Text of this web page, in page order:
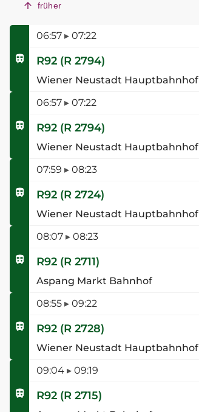
früher
06:57 ▸ 07:22
R92 (R 2794)
Wiener Neustadt Hauptbahnhof
06:57 ▸ 07:22
R92 (R 2794)
Wiener Neustadt Hauptbahnhof
07:59 ▸ 08:23
R92 (R 2724)
Wiener Neustadt Hauptbahnhof
08:07 ▸ 08:23
R92 (R 2711)
Aspang Markt Bahnhof
08:55 ▸ 09:22
R92 (R 2728)
Wiener Neustadt Hauptbahnhof
09:04 ▸ 09:19
R92 (R 2715)